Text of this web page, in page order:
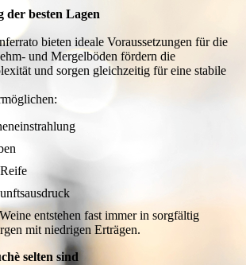
besten Lagen
bieten ideale Voraussetzungen für die
und Mergelböden fördern die
und sorgen gleichzeitig für eine stabile
entstehen fast immer in sorgfältig
mit niedrigen Erträgen.
selten sind